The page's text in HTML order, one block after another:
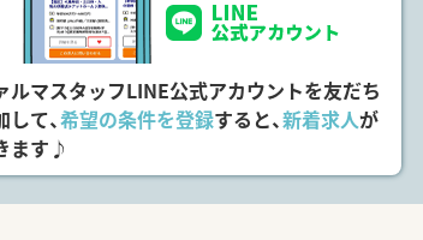
ルマスタッフLINE公式アカウントを友だち
して、希望の条件を登録すると、新着求人が
ます♪